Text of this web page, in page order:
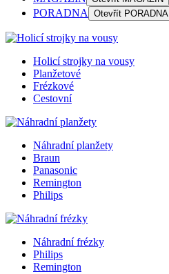
PORADNA Otevřít PORADNA
Holicí strojky na vousy
Planžetové
Frézkové
Cestovní
Náhradní planžety
Braun
Panasonic
Remington
Philips
Náhradní frézky
Philips
Remington